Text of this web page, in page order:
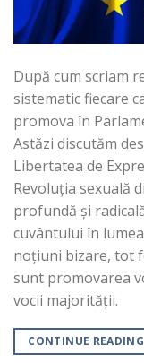
După cum scriam
sistematic fiecare
promova în
Astăzi discutăm
Libertatea de
Revoluția sexuală
profundă și
cuvântului în
noțiuni bizare, tot
sunt promovarea
vocii majorității.
CONTINUE READING